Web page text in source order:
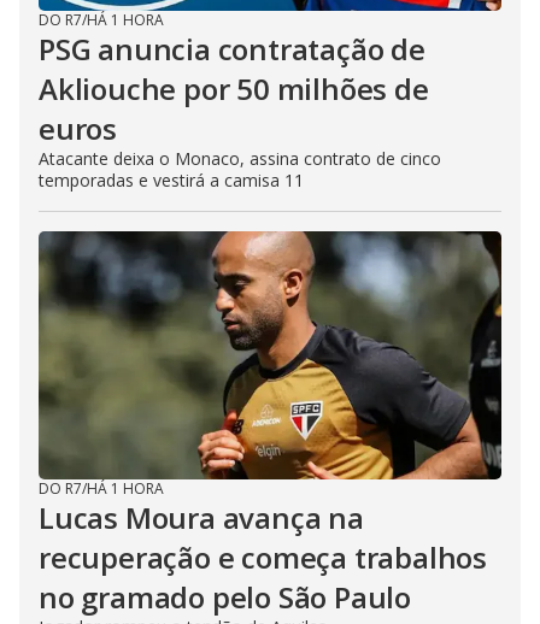
DO R7/HÁ 1 HORA
PSG anuncia contratação de
Akliouche por 50 milhões de
euros
Atacante deixa o Monaco, assina contrato de cinco
temporadas e vestirá a camisa 11
DO R7/HÁ 1 HORA
Lucas Moura avança na
recuperação e começa trabalhos
no gramado pelo São Paulo